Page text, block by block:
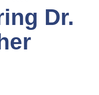
Dr.